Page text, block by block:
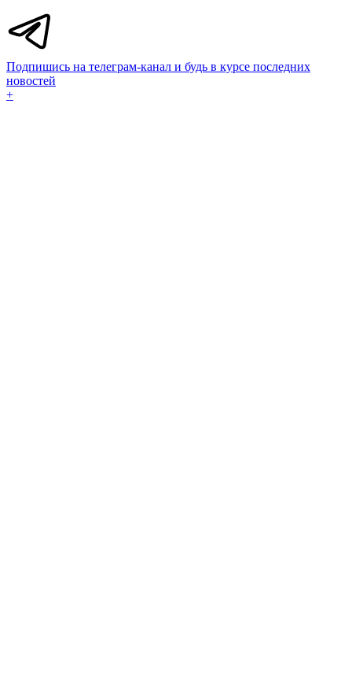
Подпишись на телеграм-канал и будь в курсе последних
новостей
+